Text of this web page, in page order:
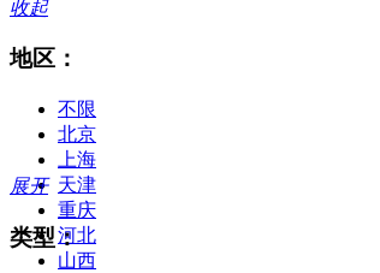
收起
地区：
不限
北京
上海
天津
重庆
河北
山西
展开
类型：